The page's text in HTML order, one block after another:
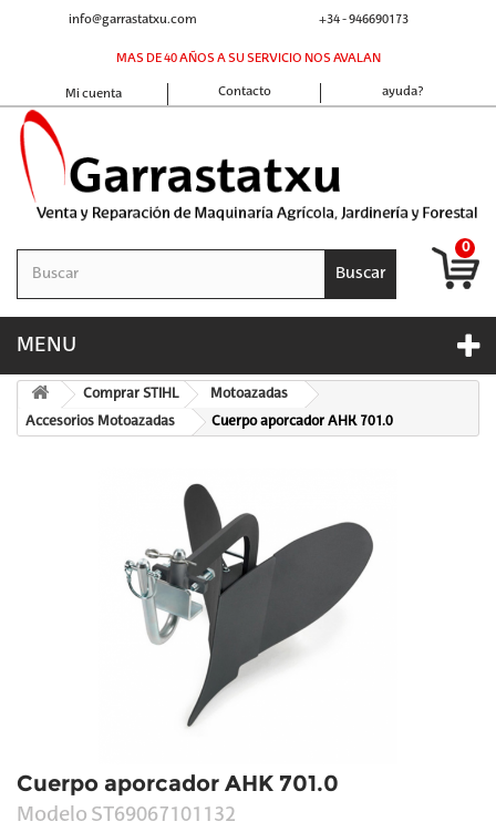
+34 - 946690173
info@garrastatxu.com
MAS DE 40 AÑOS A SU SERVICIO NOS AVALAN
ayuda?
Contacto
Mi cuenta
Buscar
0
MENU
Comprar STIHL Motoazadas
Accesorios Motoazadas Cuerpo aporcador AHK 701.0
Cuerpo aporcador AHK 701.0
Modelo ST69067101132